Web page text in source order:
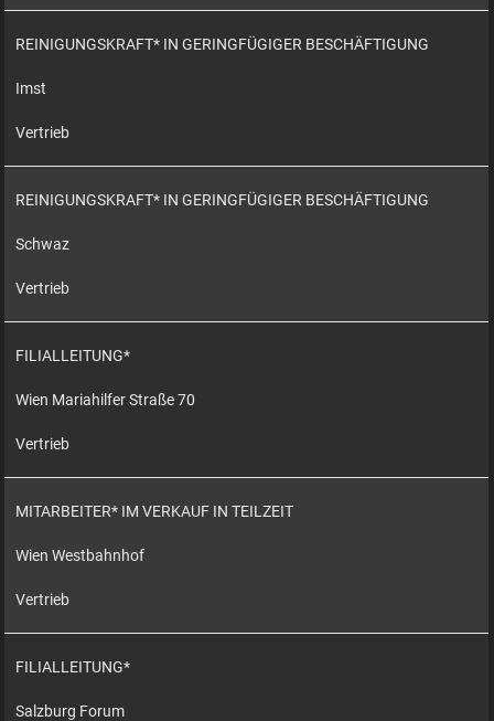
REINIGUNGSKRAFT* IN GERINGFÜGIGER BESCHÄFTIGUNG
Imst
Vertrieb
REINIGUNGSKRAFT* IN GERINGFÜGIGER BESCHÄFTIGUNG
Schwaz
Vertrieb
FILIALLEITUNG*
Wien Mariahilfer Straße 70
Vertrieb
MITARBEITER* IM VERKAUF IN TEILZEIT
Wien Westbahnhof
Vertrieb
FILIALLEITUNG*
Salzburg Forum